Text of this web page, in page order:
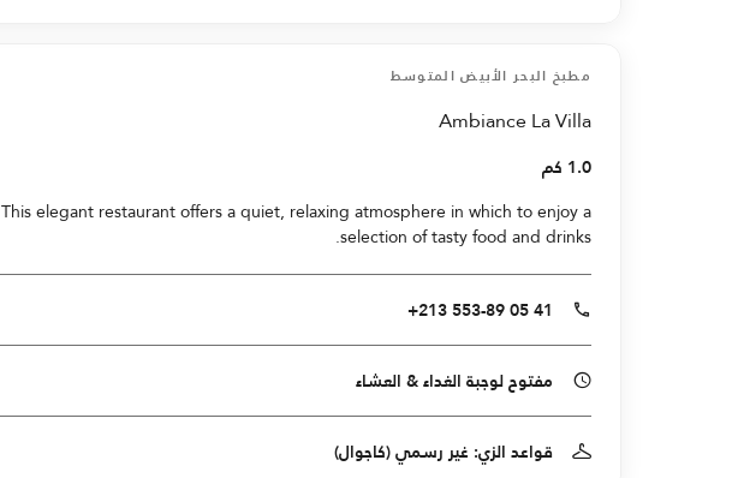
مطبخ البحر الأبيض المتوسط
Ambiance La Villa
1.0 كم
This elegant restaurant offers a quiet, relaxing atmosphere in which to enjoy a
selection of tasty food and drinks.
+213 553-89 05 41
مفتوح لوجبة الغداء & العشاء
قواعد الزي: غير رسمي (كاجوال)